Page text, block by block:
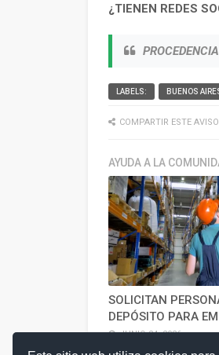
¿TIENEN REDES
LABELS: BUENOS
COMPARTIR ESTE
AYUDA A LA
SOLICITAN
DEPÓSITO PARA
JUNIO 24, 2026